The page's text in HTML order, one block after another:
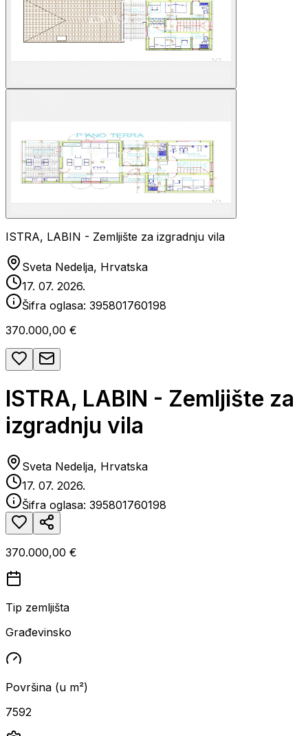
ISTRA, LABIN - Zemljište za izgradnju vila
Sveta Nedelja, Hrvatska
17. 07. 2026.
Šifra oglasa: 395801760198
370.000,00 €
ISTRA, LABIN - Zemljište za
izgradnju vila
Sveta Nedelja, Hrvatska
17. 07. 2026.
Šifra oglasa: 395801760198
370.000,00 €
Tip zemljišta
Građevinsko
Površina (u m²)
7592